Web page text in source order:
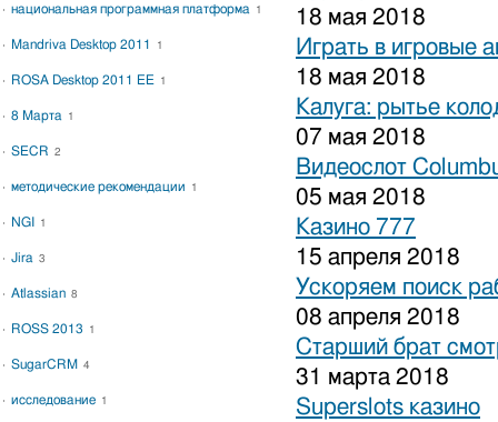
18 мая 2018
Играть в игровые
18 мая 2018
Калуга: рытье
07 мая 2018
Видеослот
05 мая 2018
Казино 777
15 апреля 2018
Ускоряем поиск
08 апреля 2018
Старший брат
31 марта 2018
Superslots казино
национальная программная платформа 1
Mandriva Desktop 2011 1
ROSA Desktop 2011 EE 1
8 Марта 1
SECR 2
методические рекомендации 1
NGI 1
Jira 3
Atlassian 8
ROSS 2013 1
SugarCRM 4
исследование 1